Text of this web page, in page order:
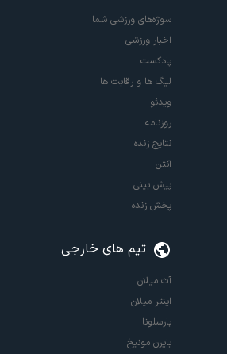
سوژه‌های ورزشی شما
اخبار ورزشی
پادکست
لیگ ها و رقابت ها
ویدئو
روزنامه
نتایج زنده
آنتن
پیش بینی
پخش زنده
تیم های خارجی
آث میلان
اینتر میلان
بارسلونا
بایرن مونیخ